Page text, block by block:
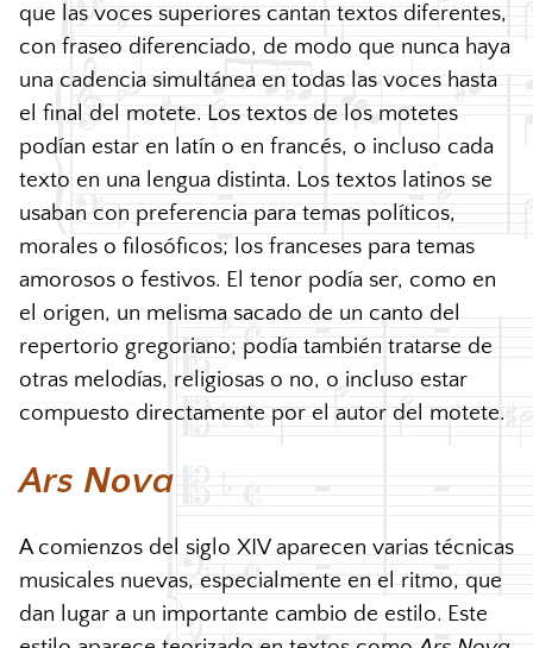
que las voces superiores cantan textos diferentes,
con fraseo diferenciado, de modo que nunca haya
una cadencia simultánea en todas las voces hasta
el final del motete. Los textos de los motetes
podían estar en latín o en francés, o incluso cada
texto en una lengua distinta. Los textos latinos se
usaban con preferencia para temas políticos,
morales o filosóficos; los franceses para temas
amorosos o festivos. El tenor podía ser, como en
el origen, un melisma sacado de un canto del
repertorio gregoriano; podía también tratarse de
otras melodías, religiosas o no, o incluso estar
compuesto directamente por el autor del motete.
Ars Nova
A comienzos del siglo XIVaparecen varias técnicas
musicales nuevas, especialmente en el ritmo, que
dan lugar a un importante cambio de estilo. Este